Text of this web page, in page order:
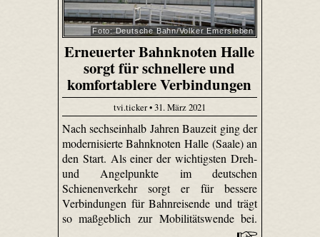
Foto: Deutsche Bahn/Volker Emersleben
Erneuerter Bahnknoten Halle
sorgt für schnellere und
komfortablere Verbindungen
tvi.ticker • 31. März 2021
Nach sechseinhalb Jahren Bauzeit ging der
modernisierte Bahnknoten Halle (Saale) an
den Start. Als einer der wichtigsten Dreh-
und Angelpunkte im deutschen
Schienenverkehr sorgt er für bessere
Verbindungen für Bahnreisende und trägt
so maßgeblich zur Mobilitätswende bei.